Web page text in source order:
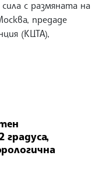
с размяната на
предаде
(КЦТА),